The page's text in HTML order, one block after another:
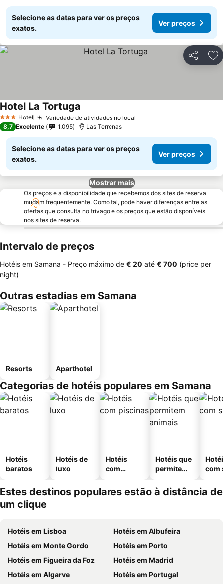
Selecione as datas para ver os preços
exatos.
Ver preços
Partilhar
3 EstrelasHotel Variedade de atividades no local
Hotel La Tortuga
8,7 Excelente 1.095 Las Terrenas
Selecione as datas para ver os preços
exatos.
Ver preços
Mostrar mais
Os preços e a disponibilidade que recebemos dos sites de reserva
mudam frequentemente. Como tal, pode haver diferenças entre as
ofertas que consulta no trivago e os preços que estão disponíveis
nos sites de reserva.
Intervalo de preços
Hotéis em Samana - Preço máximo de ‎€ 20 até ‎€ 700 (price per
night)
Outras estadias em Samana
Resorts Aparthotel
Categorias de hotéis populares em Samana
Hotéis
baratos
Hotéis de
luxo
Hotéis
com
Hotéis que
permitem
com
Estes destinos populares estão à distância de
um clique
Hotéis em Lisboa
Hotéis em Albufeira
Hotéis em Monte Gordo
Hotéis em Porto
Hotéis em Figueira da Foz
Hotéis em Madrid
Hotéis em Algarve
Hotéis em Portugal